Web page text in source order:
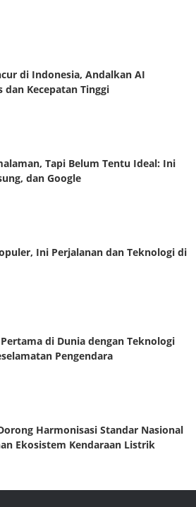
di Indonesia, Andalkan AI
dan Kecepatan Tinggi
Tapi Belum Tentu Ideal: Ini
dan Google
Ini Perjalanan dan Teknologi di
di Dunia dengan Teknologi
Pengendara
Harmonisasi Standar Nasional
Ekosistem Kendaraan Listrik